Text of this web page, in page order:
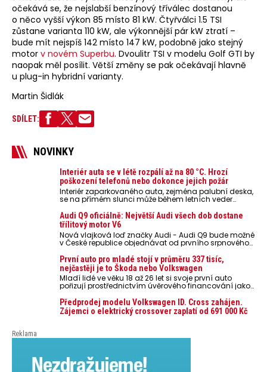
očekává se, že nejslabší benzínový tříválec dostanou
o něco vyšší výkon 85 místo 81 kW. Čtyřválci 1.5 TSI
zůstane varianta 110 kW, ale výkonnější pár kW ztratí –
bude mít nejspíš 142 místo 147 kW, podobně jako stejný
motor v novém Superbu. Dvoulitr TSI v modelu Golf GTI by
naopak měl posílit. Větší změny se pak očekávají hlavně
u plug-in hybridní varianty.
Martin Šidlák
SDÍLET:
NOVINKY
Interiér auta se v létě rozpálí až na 80 °C. Hrozí
poškození telefonů nebo dokonce jejich požár
Interiér zaparkovaného auta, zejména palubní deska,
se na přímém slunci může během letních veder
nebezpečí pro odložené mobilní telefony, powerbanky
nebo notebooky. Můžou urychlit stárnutí baterií,
poškodit elektroniku a ve výjimečných případech i
zvýšit riziko požáru.
Audi Q9 oficiálně: Největší Audi všech dob dostane
třílitový motor V6
Nová vlajková loď značky Audi - Audi Q9 bude možné
v České republice objednávat od prvního srpnového
První auto pro mladé stojí v průměru 337 tisíc,
nejčastěji je to Škoda nebo Volkswagen
Mladí lidé ve věku 18 až 26 let si svoje první auto
pořizují prostřednictvím úvěrového financování jako
auto. Průměrná pořizovací cena vozu dosahuje 337
tisíc korun a průměrná financovaná částka
přesahuje 251 tisíc korun. Vyplývá to z dat Leasingu
Předprodej modelu Volkswagen ID. Cross zahájen.
Zájemci o elektrický crossover zaplatí od 691 000 Kč
Reklama